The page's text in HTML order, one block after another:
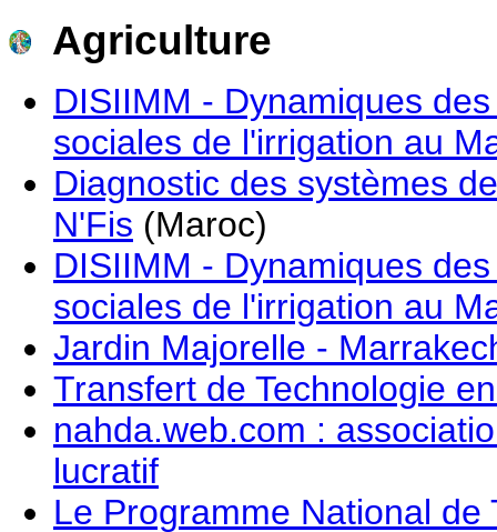
Agriculture
DISIIMM - Dynamiques
sociales de l'irrigation au
Diagnostic des systèmes
N'Fis (Maroc)
DISIIMM - Dynamiques
sociales de l'irrigation au
Jardin Majorelle -
Transfert de Technologie
nahda.web.com :
lucratif
Le Programme National de